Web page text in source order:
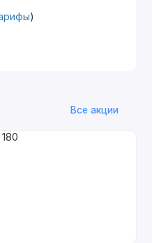
)
Все акции